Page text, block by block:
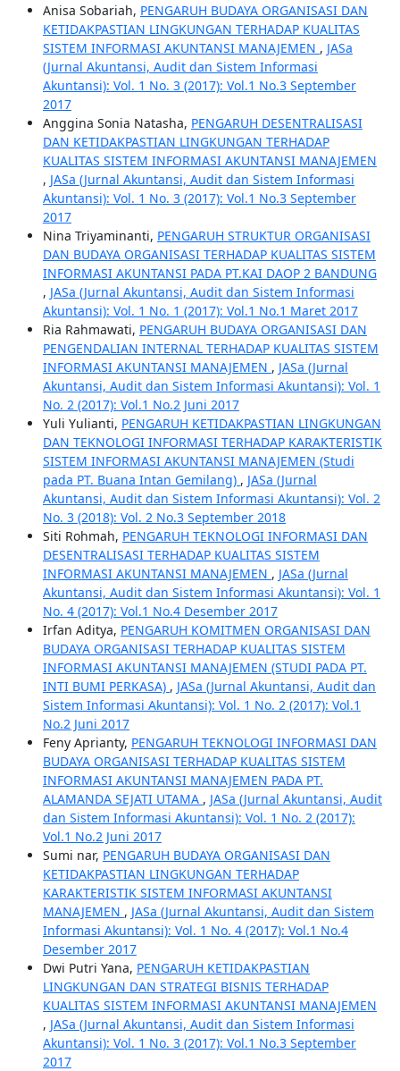
Anisa Sobariah, PENGARUH BUDAYA ORGANISASI DAN
KETIDAKPASTIAN LINGKUNGAN TERHADAP KUALITAS
SISTEM INFORMASI AKUNTANSI MANAJEMEN , JASa
(Jurnal Akuntansi, Audit dan Sistem Informasi
Akuntansi): Vol. 1 No. 3 (2017): Vol.1 No.3 September
2017
Anggina Sonia Natasha, PENGARUH DESENTRALISASI
DAN KETIDAKPASTIAN LINGKUNGAN TERHADAP
KUALITAS SISTEM INFORMASI AKUNTANSI MANAJEMEN
, JASa (Jurnal Akuntansi, Audit dan Sistem Informasi
Akuntansi): Vol. 1 No. 3 (2017): Vol.1 No.3 September
2017
Nina Triyaminanti, PENGARUH STRUKTUR ORGANISASI
DAN BUDAYA ORGANISASI TERHADAP KUALITAS SISTEM
INFORMASI AKUNTANSI PADA PT.KAI DAOP 2 BANDUNG
, JASa (Jurnal Akuntansi, Audit dan Sistem Informasi
Akuntansi): Vol. 1 No. 1 (2017): Vol.1 No.1 Maret 2017
Ria Rahmawati, PENGARUH BUDAYA ORGANISASI DAN
PENGENDALIAN INTERNAL TERHADAP KUALITAS SISTEM
INFORMASI AKUNTANSI MANAJEMEN , JASa (Jurnal
Akuntansi, Audit dan Sistem Informasi Akuntansi): Vol. 1
No. 2 (2017): Vol.1 No.2 Juni 2017
Yuli Yulianti, PENGARUH KETIDAKPASTIAN LINGKUNGAN
DAN TEKNOLOGI INFORMASI TERHADAP KARAKTERISTIK
SISTEM INFORMASI AKUNTANSI MANAJEMEN (Studi
pada PT. Buana Intan Gemilang) , JASa (Jurnal
Akuntansi, Audit dan Sistem Informasi Akuntansi): Vol. 2
No. 3 (2018): Vol. 2 No.3 September 2018
Siti Rohmah, PENGARUH TEKNOLOGI INFORMASI DAN
DESENTRALISASI TERHADAP KUALITAS SISTEM
INFORMASI AKUNTANSI MANAJEMEN , JASa (Jurnal
Akuntansi, Audit dan Sistem Informasi Akuntansi): Vol. 1
No. 4 (2017): Vol.1 No.4 Desember 2017
Irfan Aditya, PENGARUH KOMITMEN ORGANISASI DAN
BUDAYA ORGANISASI TERHADAP KUALITAS SISTEM
INFORMASI AKUNTANSI MANAJEMEN (STUDI PADA PT.
INTI BUMI PERKASA) , JASa (Jurnal Akuntansi, Audit dan
Sistem Informasi Akuntansi): Vol. 1 No. 2 (2017): Vol.1
No.2 Juni 2017
Feny Aprianty, PENGARUH TEKNOLOGI INFORMASI DAN
BUDAYA ORGANISASI TERHADAP KUALITAS SISTEM
INFORMASI AKUNTANSI MANAJEMEN PADA PT.
ALAMANDA SEJATI UTAMA , JASa (Jurnal Akuntansi, Audit
dan Sistem Informasi Akuntansi): Vol. 1 No. 2 (2017):
Vol.1 No.2 Juni 2017
Sumi nar, PENGARUH BUDAYA ORGANISASI DAN
KETIDAKPASTIAN LINGKUNGAN TERHADAP
KARAKTERISTIK SISTEM INFORMASI AKUNTANSI
MANAJEMEN , JASa (Jurnal Akuntansi, Audit dan Sistem
Informasi Akuntansi): Vol. 1 No. 4 (2017): Vol.1 No.4
Desember 2017
Dwi Putri Yana, PENGARUH KETIDAKPASTIAN
LINGKUNGAN DAN STRATEGI BISNIS TERHADAP
KUALITAS SISTEM INFORMASI AKUNTANSI MANAJEMEN
, JASa (Jurnal Akuntansi, Audit dan Sistem Informasi
Akuntansi): Vol. 1 No. 3 (2017): Vol.1 No.3 September
2017